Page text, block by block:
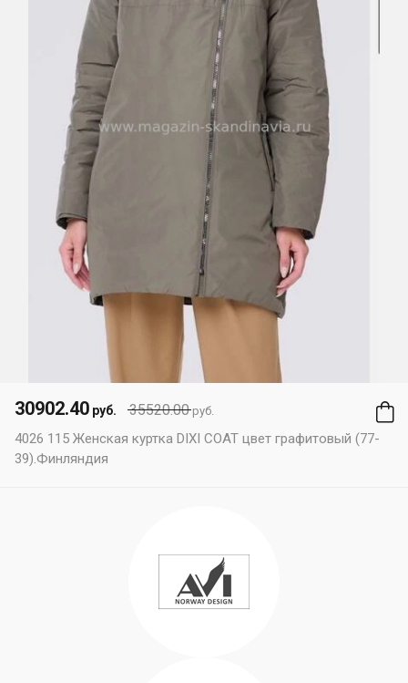
35520.00руб.
30902.40 руб.
4026 115 Женская куртка DIXI COAT цвет графитовый (77-
39).Финляндия